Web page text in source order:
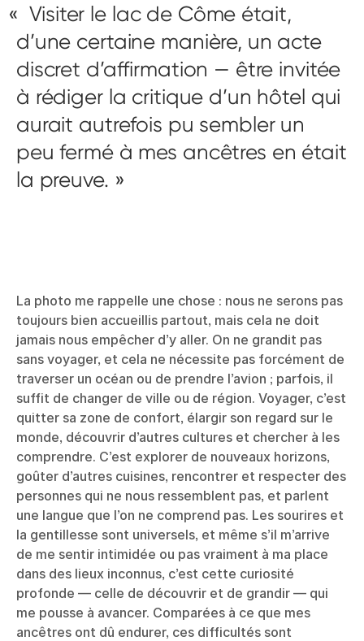
Visiter le lac de Côme était,
d’une certaine manière, un acte
discret d’affirmation — être invitée
à rédiger la critique d’un hôtel qui
aurait autrefois pu sembler un
peu fermé à mes ancêtres en était
la preuve.
La photo me rappelle une chose : nous ne serons pas
toujours bien accueillis partout, mais cela ne doit
jamais nous empêcher d’y aller. On ne grandit pas
sans voyager, et cela ne nécessite pas forcément de
traverser un océan ou de prendre l’avion ; parfois, il
suffit de changer de ville ou de région. Voyager, c’est
quitter sa zone de confort, élargir son regard sur le
monde, découvrir d’autres cultures et chercher à les
comprendre. C’est explorer de nouveaux horizons,
goûter d’autres cuisines, rencontrer et respecter des
personnes qui ne nous ressemblent pas, et parlent
une langue que l’on ne comprend pas. Les sourires et
la gentillesse sont universels, et même s’il m’arrive
de me sentir intimidée ou pas vraiment à ma place
dans des lieux inconnus, c’est cette curiosité
profonde — celle de découvrir et de grandir — qui
me pousse à avancer. Comparées à ce que mes
ancêtres ont dû endurer, ces difficultés sont